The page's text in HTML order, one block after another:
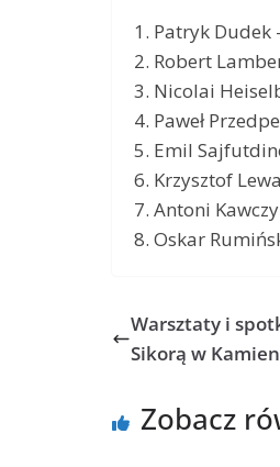
1. Patryk Dudek
2. Robert
3. Nicolai
4. Paweł
5. Emil
6. Krzysztof
7. Antoni
8. Oskar
Warsztaty i
Sikorą w
Zobacz